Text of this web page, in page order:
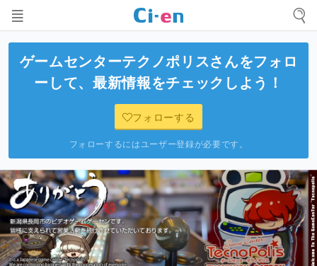
ゲームセンターテクノポリスさんをフォロ
ーして、最新情報をチェックしよう！
フォローする
フォローするにはユーザー登録が必要です。